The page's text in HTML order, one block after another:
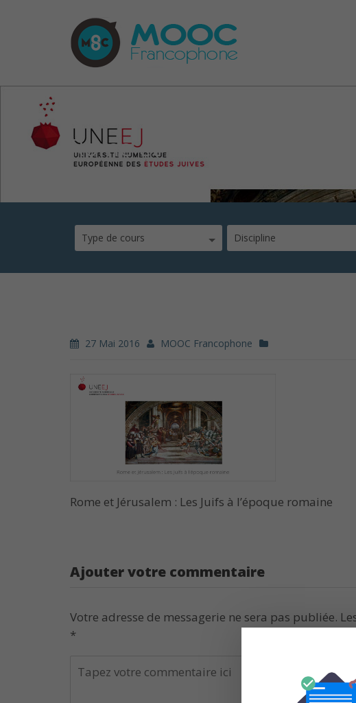
Rome et Jérusalem : Les
Type de cours Discipline
27 Mai 2016 MOOC Francophone
Rome et Jérusalem : Les Juifs à l’époque romaine
Ajouter votre commentaire
Votre adresse de messagerie ne sera pas publiée.
*